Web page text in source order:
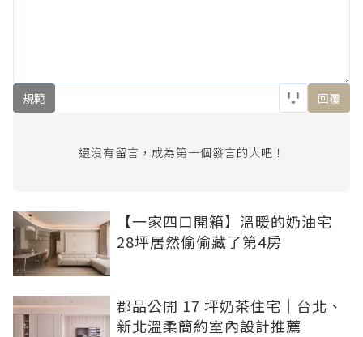
規範 回覆
還沒有留言，成為第一個發言的人吧！
【一家四口開箱】溫暖的奶油宅
28坪居然偷偷藏了第4房
郡品公開 17 坪奶茶住宅｜台北、
新北溫柔簡約室內設計推薦